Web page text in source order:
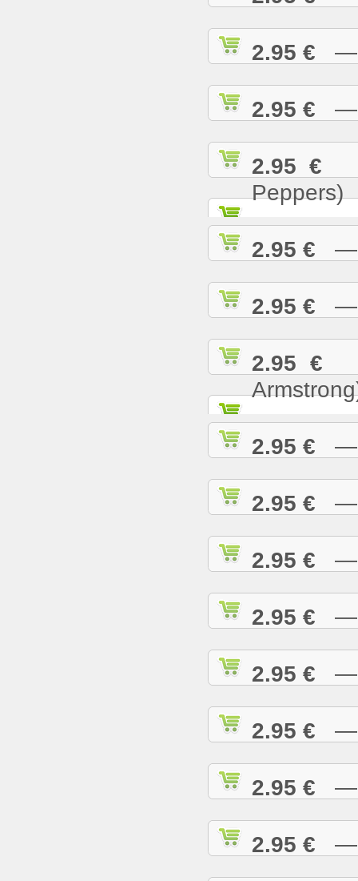
2.95 € —
2.95 € —
2.95 €
Peppers)
2.95 € —
2.95 € —
2.95 €
2.95 € —
2.95 € —
2.95 € —
2.95 € —
2.95 € —
2.95 € —
2.95 € —
2.95 € —